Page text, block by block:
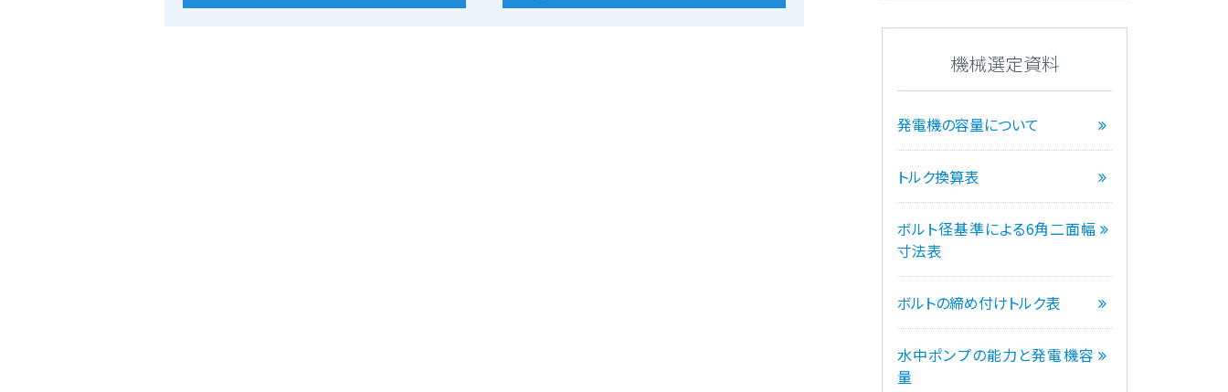
機械選定資料
発電機の容量について
トルク換算表
ボルト径基準による6角二面幅
寸法表
ボルトの締め付けトルク表
水中ポンプの能力と発電機容
量